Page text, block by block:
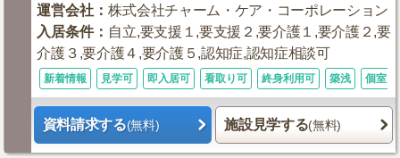
運営会社 ：株式会社チャーム・ケア・コーポレーション
入居条件： 自立,要支援１,要支援２,要介護１,要介護２,要
介護３,要介護４,要介護５,認知症,認知症相談可
新着情報 見学可 即入居可 看取り可 終身利用可 築浅 個室あ
資料請求する(無料) 施設見学する(無料)